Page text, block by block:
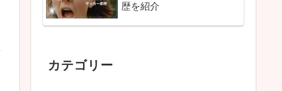
歴を紹介
カテゴリー